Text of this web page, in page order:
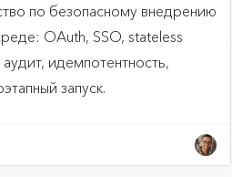
по безопасному внедрению
OAuth, SSO, stateless
идемпотентность,
запуск.